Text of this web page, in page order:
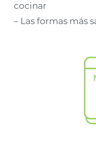
cocinar
– Las formas más